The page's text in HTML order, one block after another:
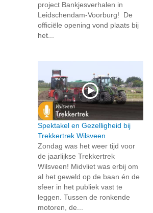
project Bankjesverhalen in
Leidschendam-Voorburg! De
officiële opening vond plaats bij
het...
Spektakel en Gezelligheid bij
Trekkertrek Wilsveen
Zondag was het weer tijd voor
de jaarlijkse Trekkertrek
Wilsveen! Midvliet was erbij om
al het geweld op de baan én de
sfeer in het publiek vast te
leggen. Tussen de ronkende
motoren, de...